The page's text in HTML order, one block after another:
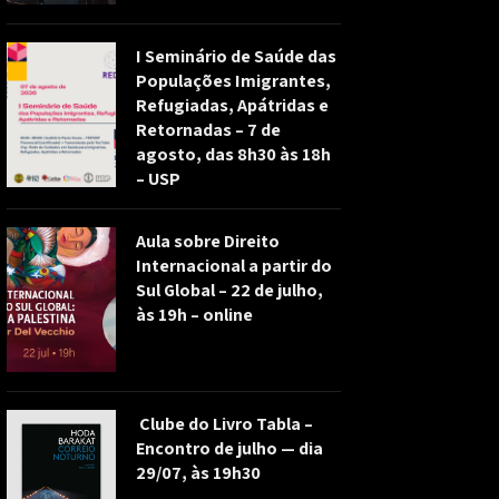
I Seminário de Saúde das
Populações Imigrantes,
Refugiadas, Apátridas e
Retornadas – 7 de
agosto, das 8h30 às 18h
– USP
Aula sobre Direito
Internacional a partir do
Sul Global – 22 de julho,
às 19h – online
Clube do Livro Tabla –
Encontro de julho — dia
29/07, às 19h30